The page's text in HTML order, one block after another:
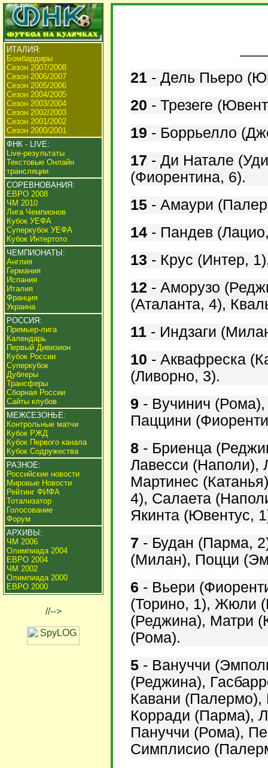
ИТАЛИЯ:
Бомбардиры
Сезон 2007/2008
Сезон 2006/2007
Сезон 2005/2006
Сезон 2004/2005
Сезон 2003/2004
Сезон 2002/2003
Сезон 2001/2002
Сезон 2000/2001
ФНК - LIVE:
Live-результаты
Текстовые Онлайн
трансляции
СОРЕВНОВАНИЯ:
ЕВРО 2008
ЧМ 2010
Лига Чемпионов
Кубок УЕФА
Суперкубок УЕФА
Кубок Интертото
ЧЕМПИОНАТЫ:
Англия
Германия
Испания
Италия
Франция
Украина
РОССИЯ:
Премьер-лига
Календарь
Первый Дивизион
Кубок России
Суперкубок
Дублеры
Трансферы
Сборная России
Сайты клубов
МЕЖСЕЗОНЬЕ:
Контрольные матчи
Кубок РЖД
Кубок Первого канала
Кубок Содружества
РАЗНОЕ:
Российские новости
Мировые Новости
Рейтинг ФИФА
Тотализатор
Голосование
Форум
АРХИВЫ:
ЧМ 2006
Олимпиада 2004
ЕВРО 2004
ЧМ 2002
Олимпиада 2000
ЕВРО 2000
//-->
21 - Дель Пьеро
20 - Трезеге
19 - Боррьелло
17 - Ди Натале
(Фиорентина, 6).
15 - Амаури
14 - Пандев
13 - Крус (Интер,
12 - Аморузо
(Аталанта, 4),
11 - Индзаги
10 - Аквафреска
(Ливорно, 3).
9 - Вучинич
Паццини
8 - Бриенца
Лавесси (Наполи),
Мартинес
4), Салаета
Якинта (Ювентус,
7 - Будан (Парма,
(Милан), Поцци
6 - Вьери
(Торино, 1), Жюли
(Реджина), Матри
(Рома).
5 - Вануччи
(Реджина),
Кавани (Палермо),
Корради (Парма),
Пануччи (Рома),
Симплисио